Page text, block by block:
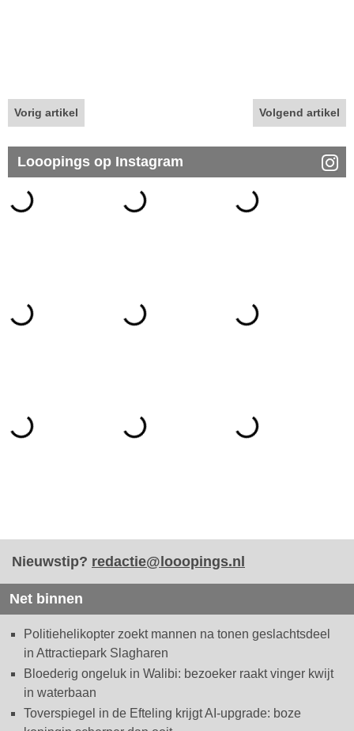
Vorig artikel Volgend artikel
Looopings op Instagram
Nieuwstip? redactie@looopings.nl
Net binnen
Politiehelikopter zoekt mannen na tonen geslachtsdeel
in Attractiepark Slagharen
Bloederig ongeluk in Walibi: bezoeker raakt vinger kwijt
in waterbaan
Toverspiegel in de Efteling krijgt AI-upgrade: boze